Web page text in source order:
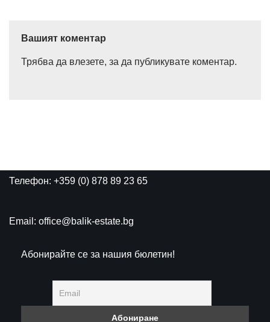
Вашият коментар
Трябва да влезете, за да публикувате коментар.
Телефон: +359 (0) 878 89 23 65
Email: office@balik-estate.bg
Абонирайте се за нашия бюлетин!